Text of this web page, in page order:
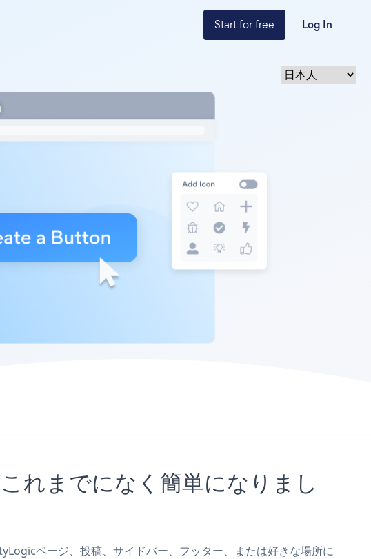
Start for free Log In
までになく簡単になりまし
ページ、投稿、サイドバー、フッター、または好きな場所に